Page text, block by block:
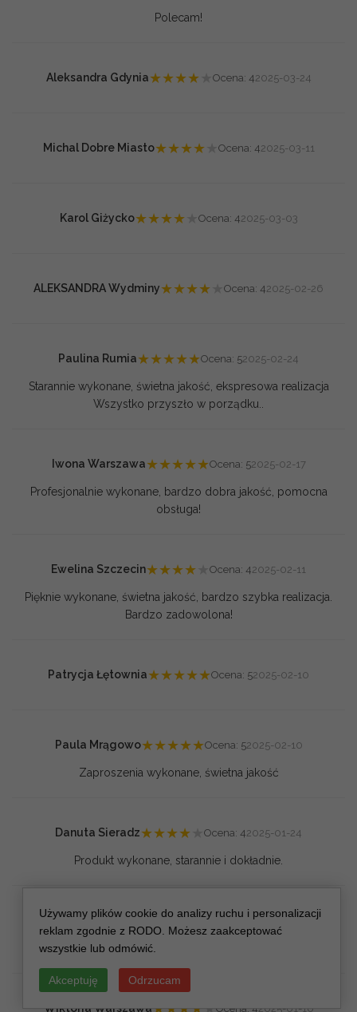
Polecam!
Aleksandra Gdynia★★★★ Ocena: 42025-03-24
Michal Dobre Miasto★★★★ Ocena: 42025-03-11
Karol Giżycko★★★★ Ocena: 42025-03-03
ALEKSANDRA Wydminy★★★★ Ocena: 42025-02-26
Paulina Rumia★★★★★Ocena: 52025-02-24
Starannie wykonane, świetna jakość, ekspresowa realizacja
Wszystko przyszło w porządku..
Iwona Warszawa★★★★★Ocena: 52025-02-17
Profesjonalnie wykonane, bardzo dobra jakość, pomocna
obsługa!
Ewelina Szczecin★★★★ Ocena: 42025-02-11
Pięknie wykonane, świetna jakość, bardzo szybka realizacja.
Bardzo zadowolona!
Patrycja Łętownia★★★★★Ocena: 52025-02-10
Paula Mrągowo★★★★★Ocena: 52025-02-10
Zaproszenia wykonane, świetna jakość
Danuta Sieradz★★★★ Ocena: 42025-01-24
Produkt wykonane, starannie i dokładnie.
Paula Mrągowo★★★★★Ocena: 5 2025-01-17
Wiktoria Warszawa ★ ★ ★ ★ ★ Ocena: 42025-01-10
Używamy plików cookie do analizy ruchu i personalizacji
reklam zgodnie z RODO. Możesz zaakceptować
wszystkie lub odmówić.
Akceptuję Odrzucam